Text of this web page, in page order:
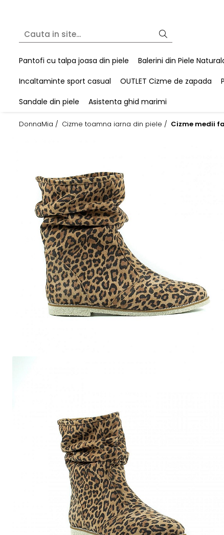
Pantofi cu talpa joasa din piele Balerini din Piele
Incaltaminte sport casual
OUTLET Cizme de zapada
Sandale din piele
Asistenta ghid marimi
DonnaMia / Cizme toamna iarna din piele / Cizme medii